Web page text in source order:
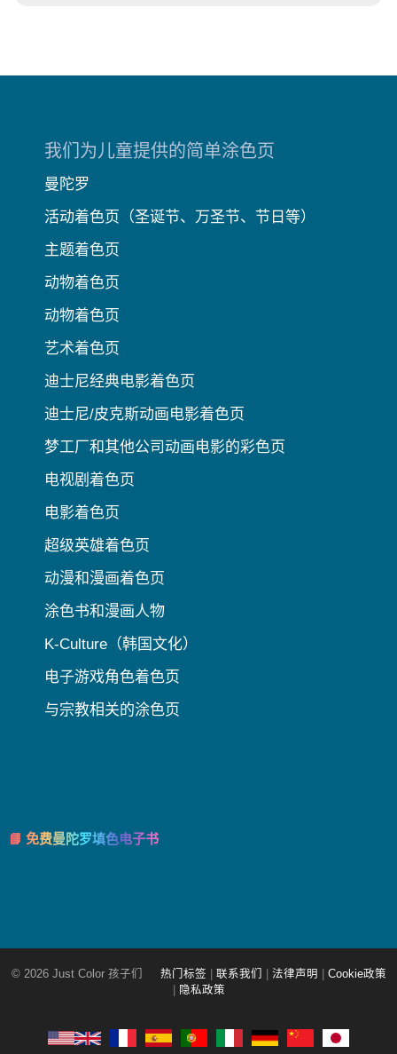
我们为儿童提供的简单涂色页
曼陀罗
活动着色页（圣诞节、万圣节、节日等）
主题着色页
动物着色页
动物着色页
艺术着色页
迪士尼经典电影着色页
迪士尼/皮克斯动画电影着色页
梦工厂和其他公司动画电影的彩色页
电视剧着色页
电影着色页
超级英雄着色页
动漫和漫画着色页
涂色书和漫画人物
K-Culture（韩国文化）
电子游戏角色着色页
与宗教相关的涂色页
📘 免费曼陀罗填色电子书
© 2026 Just Color 孩子们 热门标签 联系我们 法律声明
Cookie政策
隐私政策